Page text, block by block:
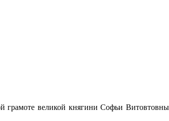
грамоте великой княгини Софьи Витовтовны